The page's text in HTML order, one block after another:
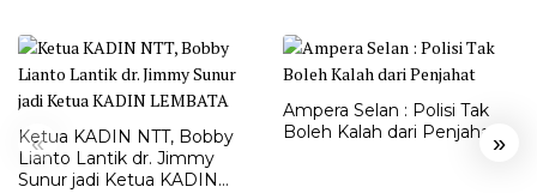
« »
Ketua KADIN NTT, Bobby
Lianto Lantik dr. Jimmy
Sunur jadi Ketua KADIN
Ampera Selan : Polisi Tak
Boleh Kalah dari Penjahat